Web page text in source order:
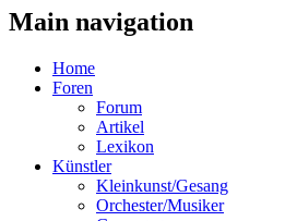
Main navigation
Home
Foren
Forum
Artikel
Lexikon
Künstler
Kleinkunst/Gesang
Orchester/Musiker